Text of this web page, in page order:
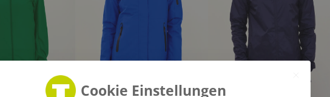
Cookie Einstellungen